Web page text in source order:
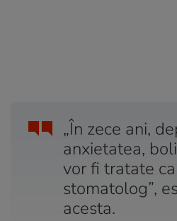
„În zece ani,
anxietatea,
vor fi tratate
stomatolog”,
acesta.